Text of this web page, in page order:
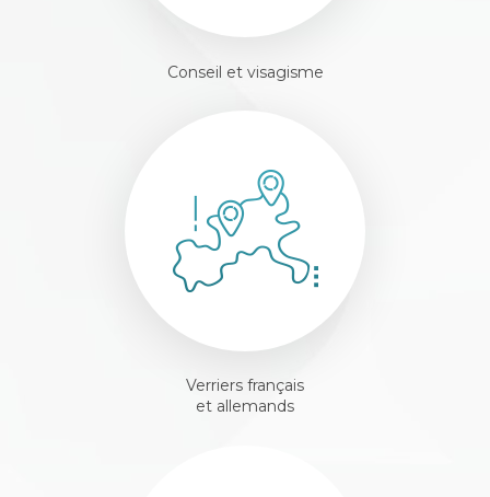
Conseil et visagisme
Verriers français
et allemands